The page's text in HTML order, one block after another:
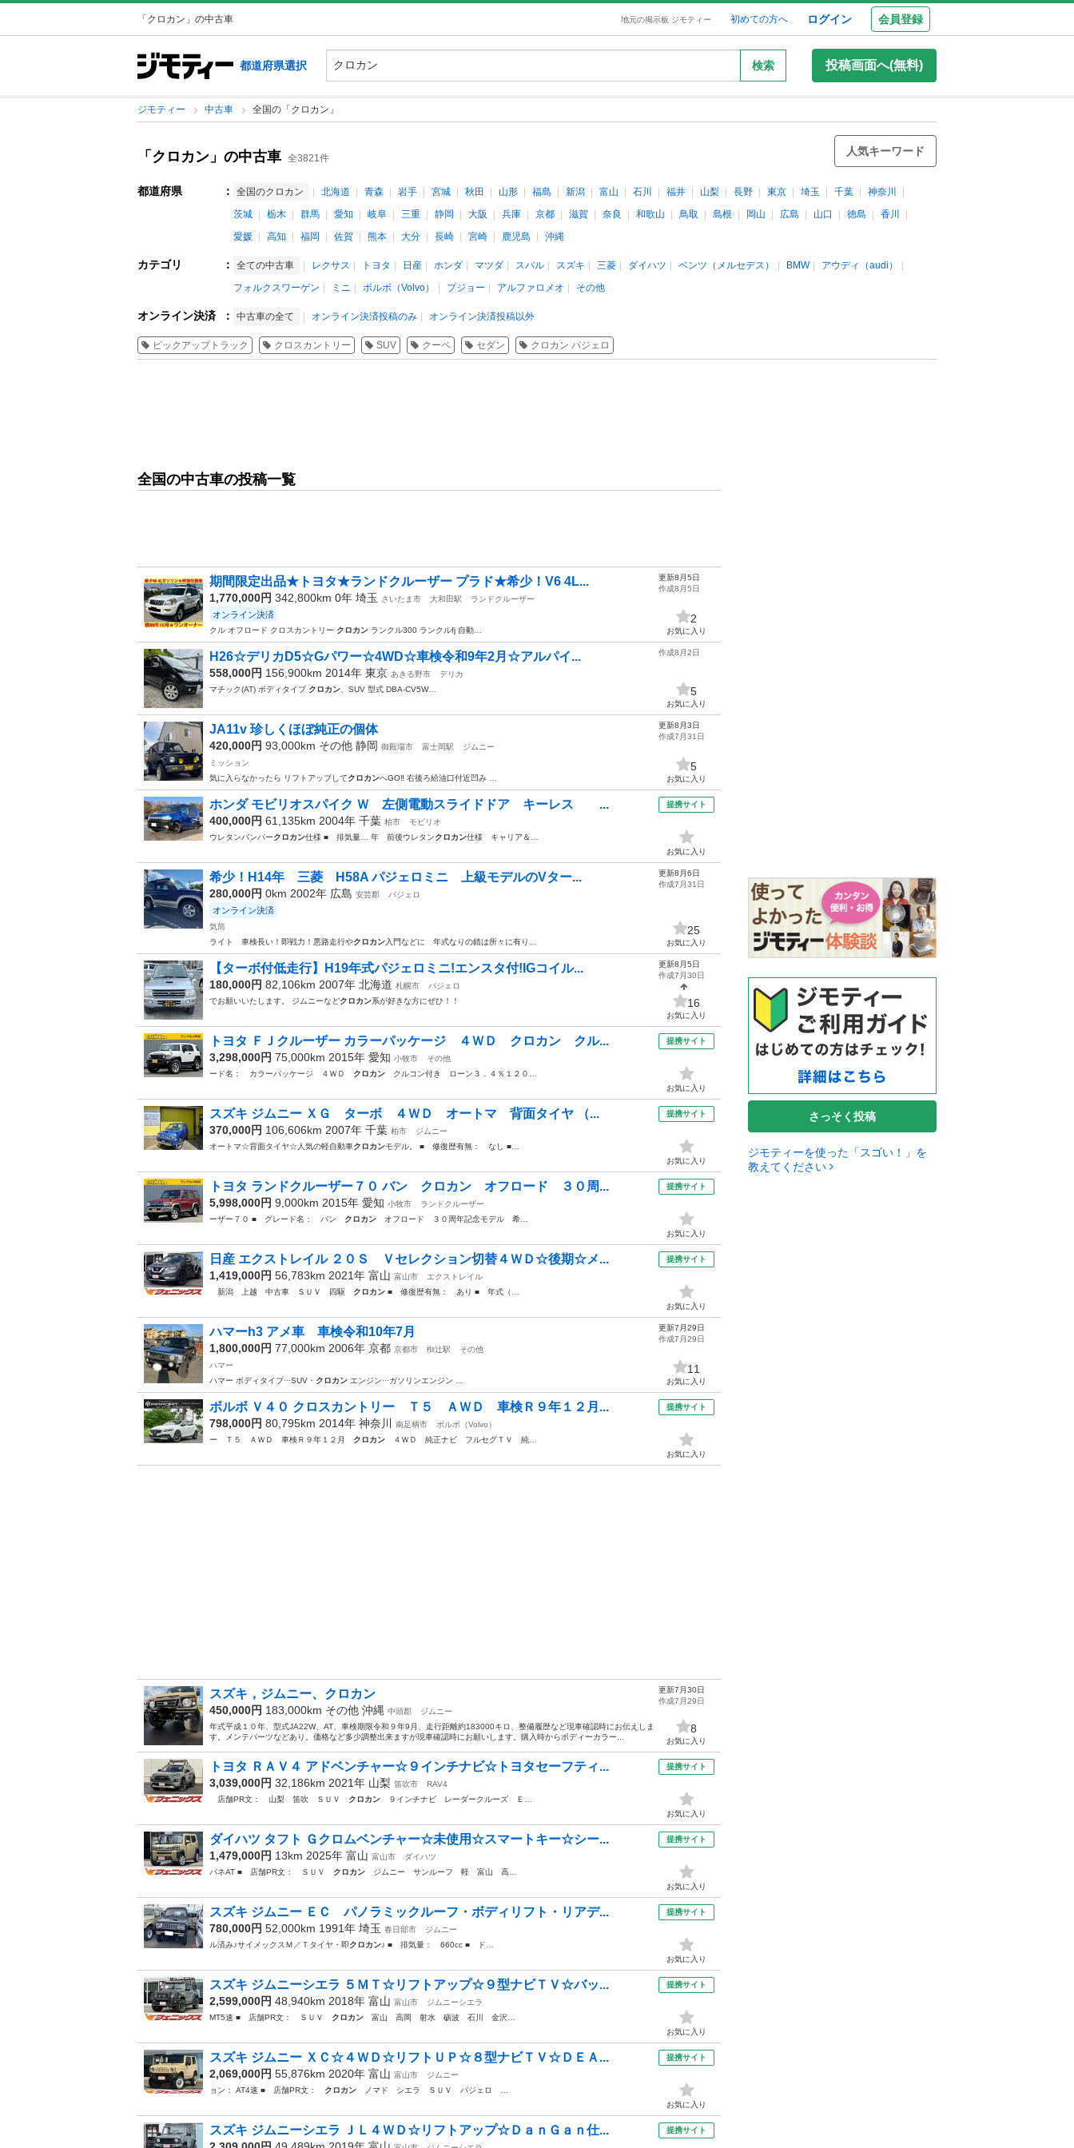
「クロカン」の中古車 地元の掲示板 ジモティー 初めての方へ ログイン 会員登録
都道府県選択 検索 投稿画面へ(無料)
ジモティー 中古車 全国の「クロカン」
「クロカン」の中古車 全3821件
人気キーワード
都道府県 ： 全国のクロカン 北海道 青森 岩手 宮城 秋田 山形 福島 新潟 富山 石川 福井 山梨 長野 東京 埼玉 千葉
神奈川
茨城
栃木 群馬 愛知 岐阜 三重 静岡 大阪 兵庫 京都 滋賀 奈良 和歌山 鳥取 島根 岡山 広島 山口 徳島
香川
愛媛
高知 福岡 佐賀 熊本 大分 長崎 宮崎 鹿児島 沖縄
カテゴリ ： 全ての中古車 レクサス トヨタ 日産 ホンダ マツダ スバル スズキ 三菱 ダイハツ ベンツ（メルセデス） BMW
アウディ（audi）
フォルクスワーゲン
ミニ ボルボ（Volvo） プジョー アルファロメオ その他
オンライン決済 ： 中古車の全て オンライン決済投稿のみ オンライン決済投稿以外
ピックアップトラック クロスカントリー SUV クーペ セダン クロカン パジェロ
全国の中古車の投稿一覧
期間限定出品★トヨタ★ランドクルーザー プラド★希少！V6 4L...
1,770,000円 342,800km 0年 埼玉 さいたま市 大和田駅 ランドクルーザー
オンライン決済
クル オフロード クロスカントリー クロカン ランクル300 ランクルfj 自動…
更新8月5日
作成8月5日
2
お気に入り
H26☆デリカD5☆Gパワー☆4WD☆車検令和9年2月☆アルパイ...
558,000円 156,900km 2014年 東京 あきる野市
デリカ
マチック(AT) ボディタイプ クロカン 、SUV 型式 DBA-CV5W…
作成8月2日
5
お気に入り
JA11v 珍しくほぼ純正の個体
420,000円 93,000km その他 静岡 御殿場市 富士岡駅
ジムニー
ミッション
気に入らなかったら リフトアップしてクロカンへGO‼️ 右後ろ給油口付近凹み …
更新8月3日
作成7月31日
5
お気に入り
ホンダ モビリオスパイク Ｗ 左側電動スライドドア キーレス ...
400,000円 61,135km 2004年 千葉 柏市
モビリオ
ウレタンバンパークロカン仕様 ■ 排気量… 年 前後ウレタンクロカン仕様 キャリア＆…
提携サイト
お気に入り
希少！H14年 三菱 H58A パジェロミニ 上級モデルのVター...
280,000円 0km 2002年 広島 安芸郡 パジェロ
オンライン決済
気筒
ライト 車検長い！即戦力！悪路走行やクロカン入門などに 年式なりの錆は所々に有り…
更新8月6日
作成7月31日
25
お気に入り
【ターボ付低走行】H19年式パジェロミニ!エンスタ付!IGコイル...
180,000円 82,106km 2007年 北海道 札幌市
パジェロ
でお願いいたします。 ジムニーなどクロカン系が好きな方にぜひ！！
更新8月5日
作成7月30日
16
お気に入り
トヨタ ＦＪクルーザー カラーパッケージ ４ＷＤ クロカン クル...
3,298,000円 75,000km 2015年 愛知 小牧市
その他
ード名： カラーパッケージ ４ＷＤ クロカン クルコン付き ローン３．４％１２０…
提携サイト
お気に入り
スズキ ジムニー ＸＧ ターボ ４ＷＤ オートマ 背面タイヤ （...
370,000円 106,606km 2007年 千葉 柏市
ジムニー
オートマ☆背面タイヤ☆人気の軽自動車クロカンモデル。 ■ 修復歴有無： なし ■…
提携サイト
お気に入り
トヨタ ランドクルーザー７０ バン クロカン オフロード ３０周...
5,998,000円 9,000km 2015年 愛知 小牧市
ランドクルーザー
ーザー７０ ■ グレード名： バン クロカン オフロード ３０周年記念モデル 希…
提携サイト
お気に入り
日産 エクストレイル ２０Ｓ Ｖセレクション切替４ＷＤ☆後期☆メ...
1,419,000円 56,783km 2021年 富山 富山市
エクストレイル
新潟 上越 中古車 ＳＵＶ 四駆 クロカン ■ 修復歴有無： あり ■ 年式（…
提携サイト
お気に入り
ハマーh3 アメ車 車検令和10年7月
1,800,000円 77,000km 2006年 京都 京都市 椥辻駅
その他
ハマー
ハマー ボディタイプ···SUV・ クロカン エンジン···ガソリンエンジン …
更新7月29日
作成7月29日
11
お気に入り
ボルボ Ｖ４０ クロスカントリー Ｔ５ ＡＷＤ 車検Ｒ９年１２月...
798,000円 80,795km 2014年 神奈川 南足柄市
ボルボ（Volvo）
ー Ｔ５ ＡＷＤ 車検Ｒ９年１２月 クロカン ４ＷＤ 純正ナビ フルセグＴＶ 純…
提携サイト
お気に入り
スズキ，ジムニー、クロカン
450,000円 183,000km その他 沖縄 中頭郡
ジムニー
年式平成１０年、型式JA22W、AT、車検期限令和９年9月、走行距離約183000キロ、整備履歴など現車確認時にお伝えしま
す。メンテパーツなどあり。価格など多少調整出来ますが現車確認時にお願いします。購入時からボディーカラー...
更新7月30日
作成7月29日
8
お気に入り
トヨタ ＲＡＶ４ アドベンチャー☆９インチナビ☆トヨタセーフティ...
3,039,000円 32,186km 2021年 山梨 笛吹市
RAV4
店舗PR文： 山梨 笛吹 ＳＵＶ クロカン ９インチナビ レーダークルーズ Ｅ…
提携サイト
お気に入り
ダイハツ タフト Ｇクロムベンチャー☆未使用☆スマートキー☆シー...
1,479,000円 13km 2025年 富山 富山市
ダイハツ
パネAT ■ 店舗PR文： ＳＵＶ クロカン ジムニー サンルーフ 軽 富山 高…
提携サイト
お気に入り
スズキ ジムニー ＥＣ パノラミックルーフ・ボディリフト・リアデ...
780,000円 52,000km 1991年 埼玉 春日部市
ジムニー
ル済み♪サイメックスＭ／Ｔタイヤ・即クロカン♪ ■ 排気量： 660cc ■ ド…
提携サイト
お気に入り
スズキ ジムニーシエラ ５ＭＴ☆リフトアップ☆９型ナビＴＶ☆バッ...
2,599,000円 48,940km 2018年 富山 富山市
ジムニーシエラ
MT5速 ■ 店舗PR文： ＳＵＶ クロカン 富山 高岡 射水 砺波 石川 金沢…
提携サイト
お気に入り
スズキ ジムニー ＸＣ☆４ＷＤ☆リフトＵＰ☆８型ナビＴＶ☆ＤＥＡ...
2,069,000円 55,876km 2020年 富山 富山市
ジムニー
ョン： AT4速 ■ 店舗PR文： クロカン ノマド シエラ ＳＵＶ パジェロ …
提携サイト
お気に入り
スズキ ジムニーシエラ ＪＬ４ＷＤ☆リフトアップ☆ＤａｎＧａｎ仕... 提携サイト
さっそく投稿
ジモティーを使った「スゴい！」を
教えてください